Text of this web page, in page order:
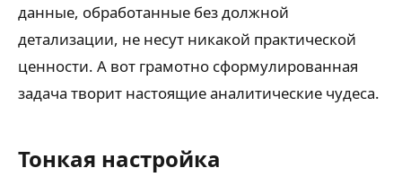
данные, обработанные без должной
детализации, не несут никакой практической
ценности. А вот грамотно сформулированная
задача творит настоящие аналитические чудеса.
Тонкая настройка